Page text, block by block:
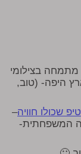
מתמחה בצילומי
היפה- (טוב,
טיפ שכולו חוויה–
המשפחתית-